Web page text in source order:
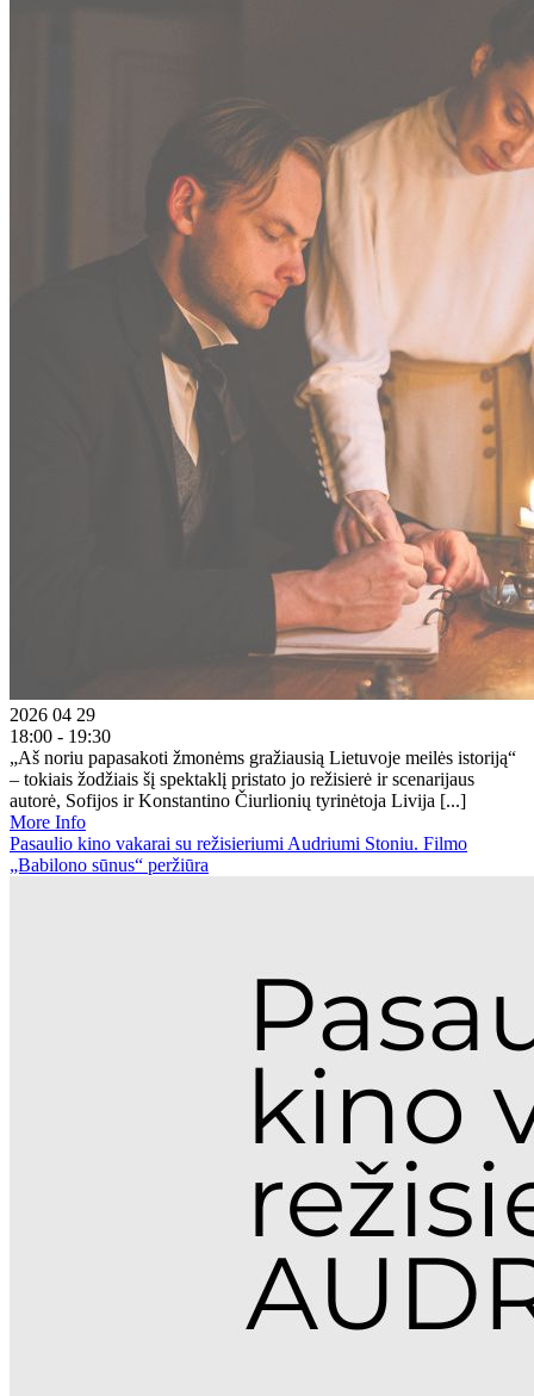
2026 04 29
18:00 - 19:30
„Aš noriu papasakoti žmonėms gražiausią Lietuvoje meilės istoriją“
– tokiais žodžiais šį spektaklį pristato jo režisierė ir scenarijaus
autorė, Sofijos ir Konstantino Čiurlionių tyrinėtoja Livija [...]
More Info
Pasaulio kino vakarai su režisieriumi Audriumi Stoniu. Filmo
„Babilono sūnus“ peržiūra